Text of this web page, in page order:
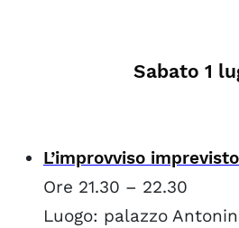
Sabato 1
L’improvviso imprevisto
Ore 21.30 – 22.30
Luogo: palazzo